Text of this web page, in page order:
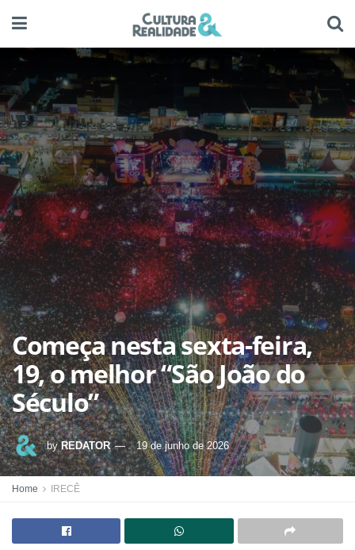
Começa nesta sexta-feira,
19, o melhor “São João do
Século”
by REDATOR 19 de junho de 2026
Home IRECÊ